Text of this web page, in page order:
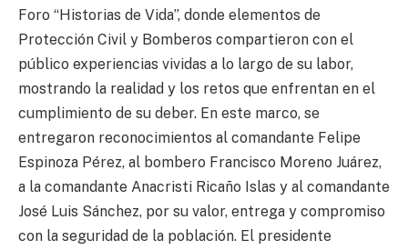
Foro “Historias de Vida”, donde elementos de
Protección Civil y Bomberos compartieron con el
público experiencias vividas a lo largo de su labor,
mostrando la realidad y los retos que enfrentan en el
cumplimiento de su deber. En este marco, se
entregaron reconocimientos al comandante Felipe
Espinoza Pérez, al bombero Francisco Moreno Juárez,
a la comandante Anacristi Ricaño Islas y al comandante
José Luis Sánchez, por su valor, entrega y compromiso
con la seguridad de la población. El presidente